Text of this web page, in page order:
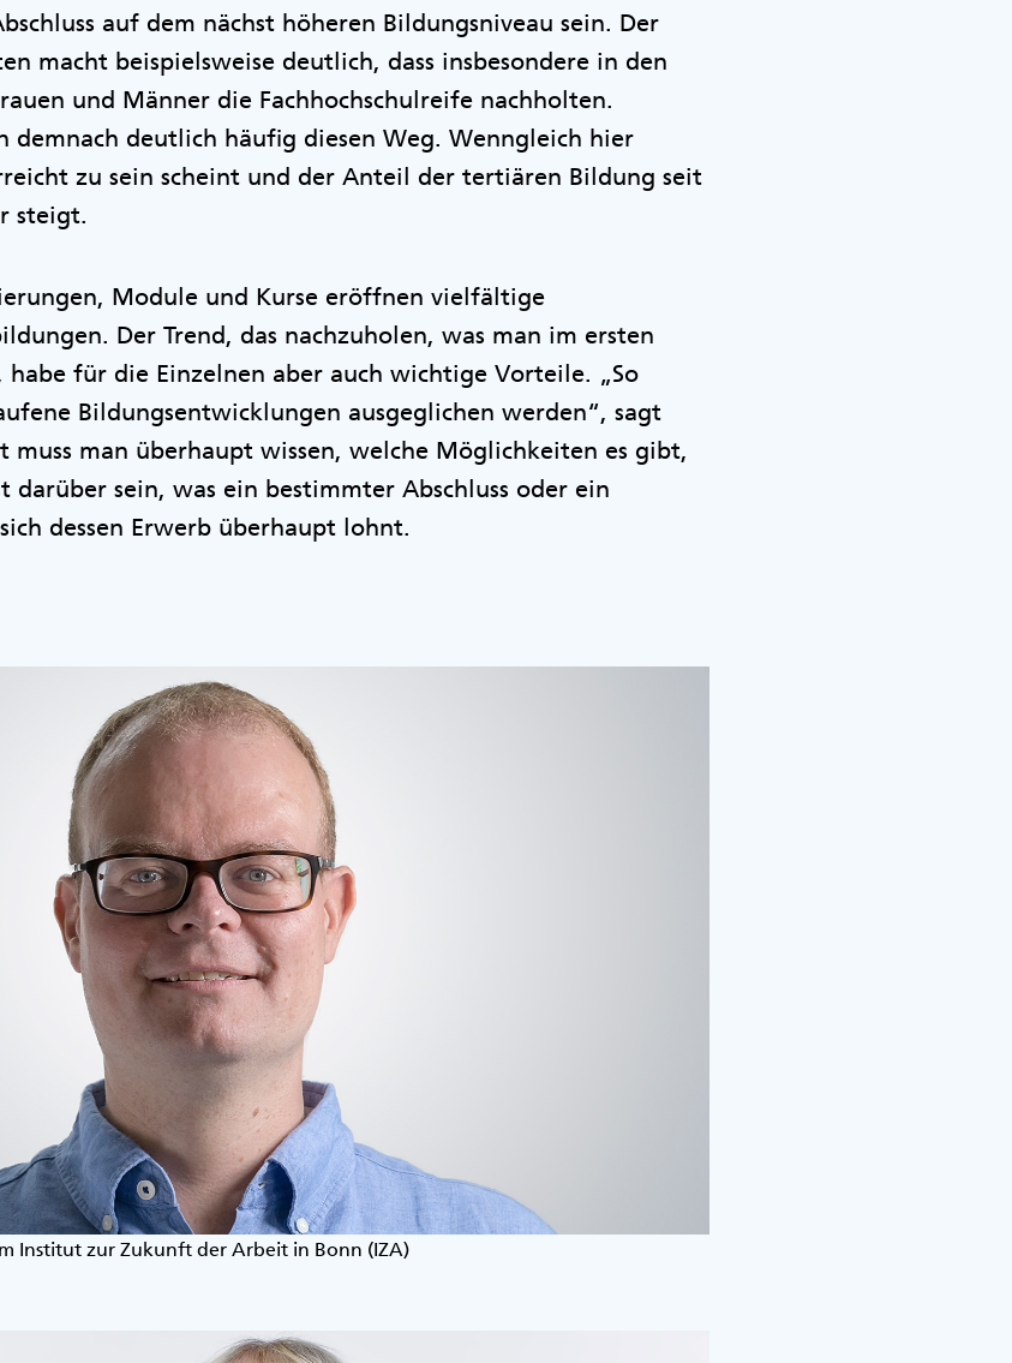
auf dem nächst höheren Bildungsniveau sein. Der
macht beispielsweise deutlich, dass insbesondere in den
und Männer die Fachhochschulreife nachholten.
demnach deutlich häufig diesen Weg. Wenngleich hier
zu sein scheint und der Anteil der tertiären Bildung seit
steigt.
Module und Kurse eröffnen vielfältige
Der Trend, das nachzuholen, was man im ersten
für die Einzelnen aber auch wichtige Vorteile. „So
Bildungsentwicklungen ausgeglichen werden“, sagt
muss man überhaupt wissen, welche Möglichkeiten es gibt,
darüber sein, was ein bestimmter Abschluss oder ein
dessen Erwerb überhaupt lohnt.
Institut zur Zukunft der Arbeit in Bonn (IZA)